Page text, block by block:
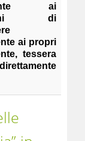
ai
di
ai propri
tessera